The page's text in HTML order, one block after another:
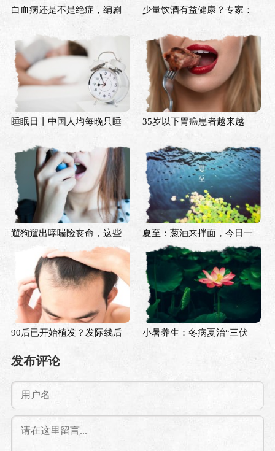
白血病还是不是绝症，编剧
少量饮酒有益健康？专家：
睡眠日丨中国人均每晚只睡
眠？
35岁以下胃癌患者越来越
遛狗遛出哮喘险丧命，这些
动物也会引发过敏？
夏至：葱油来拌面，今日一
阴生
90后已开始植发？发际线后
退大赛，你参加了吗？
小暑养生：冬病夏治“三伏
发布评论